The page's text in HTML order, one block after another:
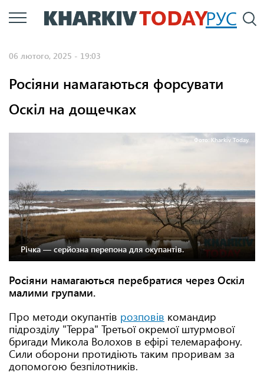
Перейти
до
РУС
06 лютого, 2025 - 19:03
Росіяни намагаються форсувати
Оскіл на дощечках
Фото: Kharkiv Today.
Річка — серйозна перепона для окупантів.
Росіяни намагаються перебратися через Оскіл
малими групами.
Про методи окупантів розповів командир
підрозділу "Терра" Третьої окремої штурмової
бригади Микола Волохов в ефірі телемарафону.
Сили оборони протидіють таким проривам за
допомогою безпілотників.